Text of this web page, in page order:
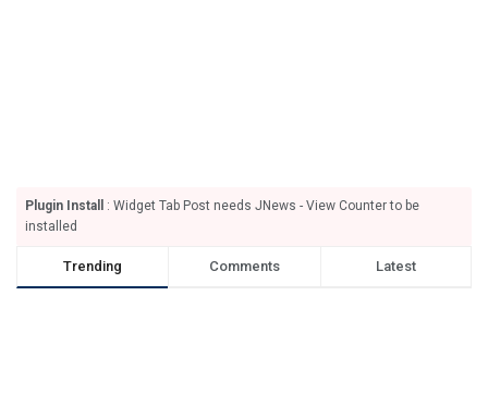
Plugin Install
: Widget Tab Post needs JNews - View Counter to be
installed
Trending Comments Latest